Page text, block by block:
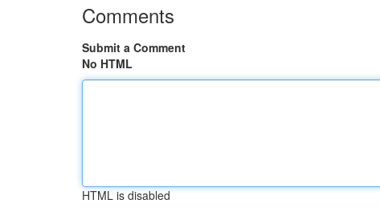
Comments
Submit a Comment
No HTML
HTML is disabled